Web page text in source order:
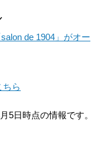
de 1904」がオー
ら
5日時点の情報です。